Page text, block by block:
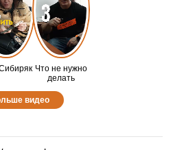
Что не нужно
делать
видео